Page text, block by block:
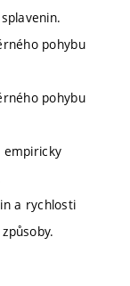
pohybu
pohybu
empiricky
a rychlosti